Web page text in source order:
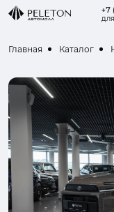
+7
Главная Каталог